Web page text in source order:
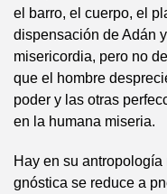
el barro, el cuerpo, el
dispensación de Adán
misericordia, pero no
que el hombre
poder y las otras
en la humana miseria.
Hay en su
gnóstica se reduce a